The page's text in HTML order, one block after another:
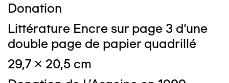
Donation
Littérature Encre sur page 3 d'une
double page de papier quadrillé
29,7 x 20,5 cm